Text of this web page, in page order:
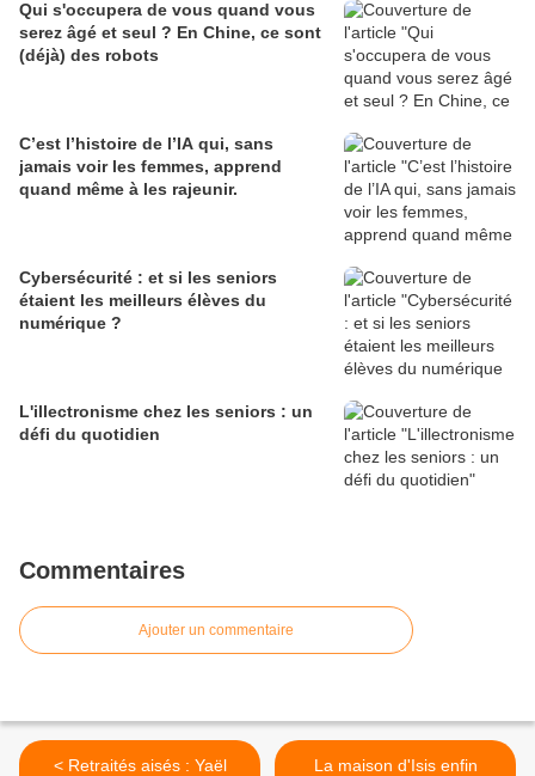
Qui s'occupera de vous quand vous
serez âgé et seul ? En Chine, ce sont
(déjà) des robots
C’est l’histoire de l’IA qui, sans
jamais voir les femmes, apprend
quand même à les rajeunir.
Cybersécurité : et si les seniors
étaient les meilleurs élèves du
numérique ?
L'illectronisme chez les seniors : un
défi du quotidien
Commentaires
Ajouter un commentaire
< Retraités aisés : Yaël
La maison d'Isis enfin